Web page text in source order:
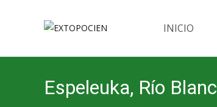
INICIO
Espeleuka, Río